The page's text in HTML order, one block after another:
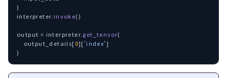
)
interpreter. invoke()
output = interpreter.get_tensor(
    output_details[
0]['index']
)